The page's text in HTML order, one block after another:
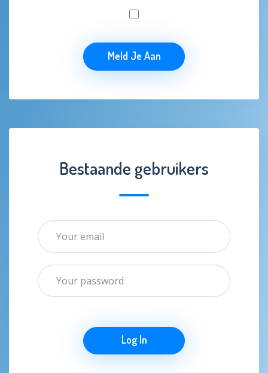
Meld Je Aan
Bestaande gebruikers
Log In